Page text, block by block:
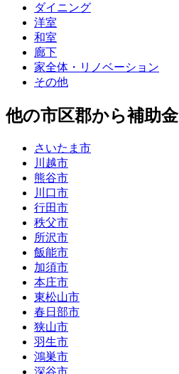
ダイニング
洋室
和室
廊下
家全体・リノベーション
その他
他の市区郡から補助
さいたま市
川越市
熊谷市
川口市
行田市
秩父市
所沢市
飯能市
加須市
本庄市
東松山市
春日部市
狭山市
羽生市
鴻巣市
深谷市